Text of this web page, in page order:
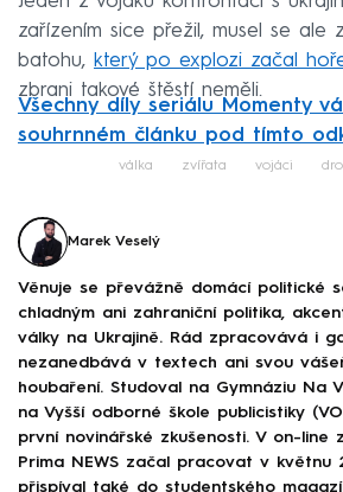
zařízením sice přežil, musel se ale
batohu, který po explozi začal
zbrani takové štěstí neměli.
Všechny díly seriálu Momenty
souhrnném článku pod tímto
válka zvířata vojáci
Marek Veselý
Věnuje se převážně domácí politické
chladným ani zahraniční politika,
války na Ukrajině. Rád zpracovává i
nezanedbává v textech ani svou
houbaření. Studoval na Gymnáziu Na
na Vyšší odborné škole publicistiky
první novinářské zkušenosti. V on-line
Prima NEWS začal pracovat v květnu
přispíval také do studentského